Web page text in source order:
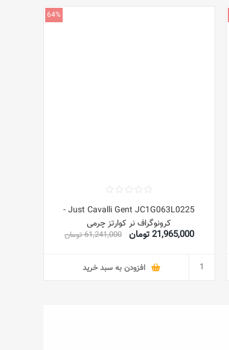
64%
Just Cavalli Gent JC1G063L0225 -
کرونوگراف نر کوارتز چرمی
21,965,000 تومان 61,241,000 تومان
افزودن به سبد خرید